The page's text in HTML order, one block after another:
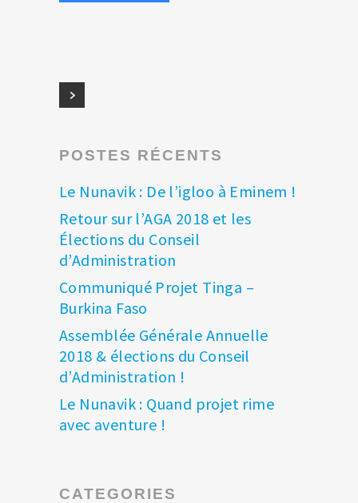
POSTES RÉCENTS
Le Nunavik : De l’igloo à Eminem !
Retour sur l’AGA 2018 et les
Élections du Conseil
d’Administration
Communiqué Projet Tinga –
Burkina Faso
Assemblée Générale Annuelle
2018 & élections du Conseil
d’Administration !
Le Nunavik : Quand projet rime
avec aventure !
CATEGORIES